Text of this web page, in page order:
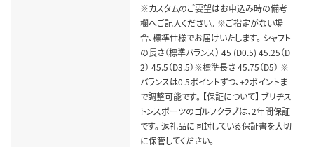
※カスタムのご要望はお申込み時の備考
欄へご記入ください。 ※ご指定がない場
合、標準仕様でお届けいたします。 シャフト
の長さ（標準バランス） 45 (D0.5) 45.25（D
2） 45.5（D3.5）※標準長さ 45.75（D5） ※
バランスは0.5ポイントずつ、+2ポイントま
で調整可能です。 【保証について】 ブリヂス
トンスポーツのゴルフクラブは、2年間保証
です。 返礼品に同封している保証書を大切
に保管してください。